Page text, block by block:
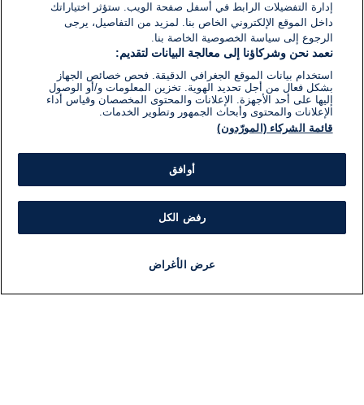
إدارة التفضيلات الرابط في أسفل صفحة الويب. ستؤثر اختياراتك
داخل الموقع الإلكتروني الخاص بنا. لمزيد من التفاصيل، يرجى
الرجوع إلى سياسة الخصوصية الخاصة بنا.
نعمد نحن وشركاؤنا إلى معالجة البيانات لتقديم:
استخدام بيانات الموقع الجغرافي الدقيقة. فحص خصائص الجهاز
بشكل فعال من أجل تحديد الهوية. تخزين المعلومات و/أو الوصول
إليها على أحد الأجهزة. الإعلانات والمحتوى المخصصان وقياس أداء
الإعلانات والمحتوى وأبحاث الجمهور وتطوير الخدمات.
قائمة الشركاء (المورّدون)
أوافق
رفض الكل
عرض الأغراض